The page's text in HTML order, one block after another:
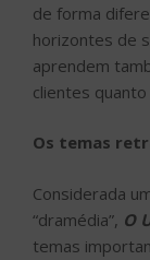
de forma
horizontes de
aprendem
clientes
Os temas
Considerada
“dramédia”, O
temas